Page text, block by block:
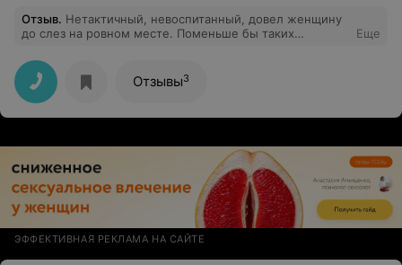
Отзыв. Нетактичный, невоспитанный, довел женщину
до слез на ровном месте. Поменьше бы таких
Еще
Отзывы3
ЭФФЕКТИВНАЯ РЕКЛАМА НА САЙТЕ